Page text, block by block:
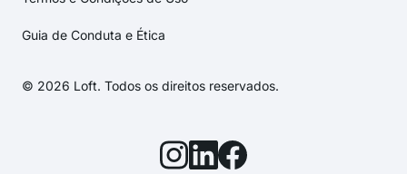
Guia de Conduta e Ética
© 2026 Loft. Todos os direitos reservados.